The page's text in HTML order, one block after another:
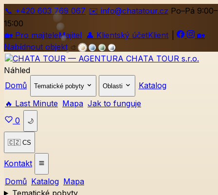
📞 +420 603 769 067 ✉️ info@chatatour.cz Po–Pá 9:00–
15:00
🏡 Pro majiteleMajitel 👤 Klientský účetKlient
🏡
Nabídnout objekt 🎨
Náhled
Domů
Tematické pobyty Oblasti
Katalog
🔥 Last Minute Mapa Jak to funguje
0
🌙
🇨🇿 CS
Kontakt
Domů Katalog Mapa
Tematické pobyty